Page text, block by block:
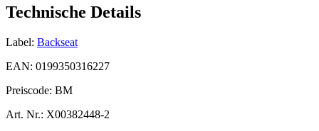
Technische Details
Label: Backseat
EAN: 0199350316227
Preiscode: BM
Art. Nr.: X00382448-2